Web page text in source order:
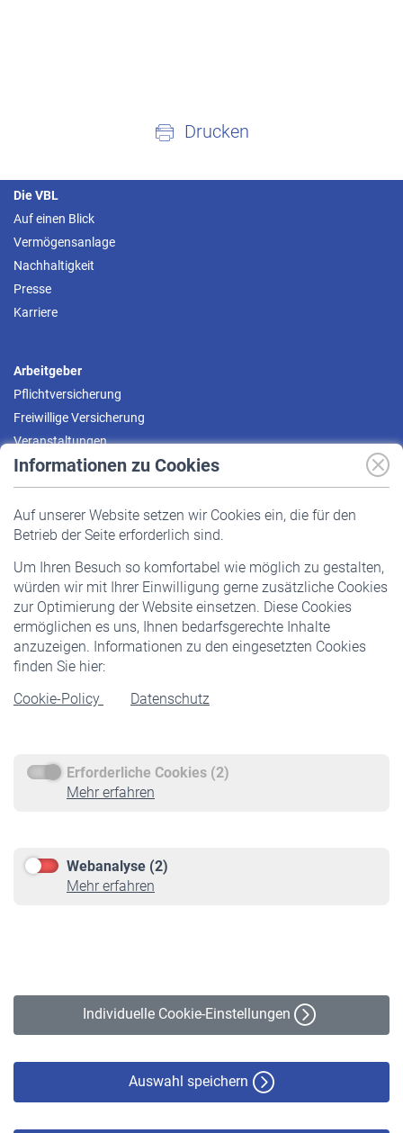
Informationen zu Cookies
Auf unserer Website setzen wir Cookies ein, die für den
Betrieb der Seite erforderlich sind.
Um Ihren Besuch so komfortabel wie möglich zu gestalten,
würden wir mit Ihrer Einwilligung gerne zusätzliche Cookies
zur Optimierung der Website einsetzen. Diese Cookies
ermöglichen es uns, Ihnen bedarfsgerechte Inhalte
anzuzeigen. Informationen zu den eingesetzten Cookies
finden Sie hier:
Cookie-Policy
Datenschutz
Erforderliche Cookies (2)
Mehr erfahren
Webanalyse (2)
Mehr erfahren
Individuelle Cookie-Einstellungen
Auswahl speichern
Drucken
Die VBL
Auf einen Blick
Vermögensanlage
Nachhaltigkeit
Presse
Karriere
Arbeitgeber
Pflichtversicherung
Freiwillige Versicherung
Veranstaltungen
Pflichtversicherung
Staatliche Förderung
Veranstaltungen
Rentner
Rentenbeginn
Rente beantragen
Service
Informationen
Online-Rechner
VBLnewsletter
Erklärung zur Barrierefreiheit